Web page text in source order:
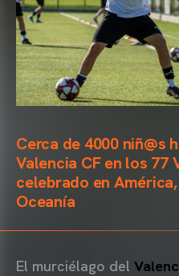
Cerca de 4000 niñ@s
Valencia CF en los 77
celebrado en
Oceanía
El murciélago del